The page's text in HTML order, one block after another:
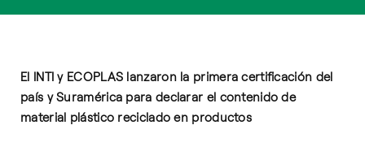
El INTI y ECOPLAS lanzaron la primera certificación del
país y Suramérica para declarar el contenido de
material plástico reciclado en productos